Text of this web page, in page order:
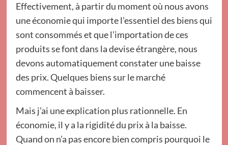
Effectivement, à partir du moment où nous avons
une économie qui importe l’essentiel des biens qui
sont consommés et que l’importation de ces
produits se font dans la devise étrangère, nous
devons automatiquement constater une baisse
des prix. Quelques biens sur le marché
commencent à baisser.
Mais j’ai une explication plus rationnelle. En
économie, il y a la rigidité du prix à la baisse.
Quand on n’a pas encore bien compris pourquoi le